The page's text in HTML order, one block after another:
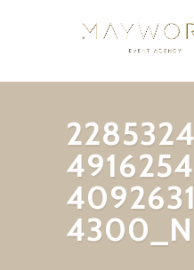
4300_N